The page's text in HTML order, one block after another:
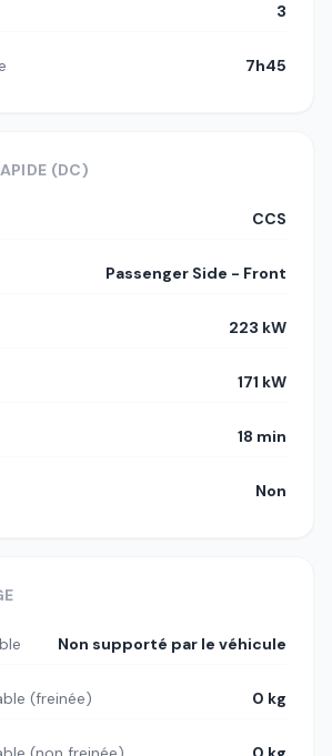
3
7h45
(DC)
CCS
Passenger Side - Front
223 kW
171 kW
18 min
Non
Non supporté par le véhicule
(freinée) 0 kg